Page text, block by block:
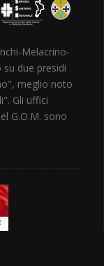
Melacrino-
due presidi
meglio noto
Gli uffici
G.O.M. sono